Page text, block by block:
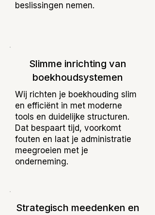
beslissingen nemen.
Slimme inrichting van
boekhoudsystemen
Wij richten je boekhouding slim
en efficiënt in met moderne
tools en duidelijke structuren.
Dat bespaart tijd, voorkomt
fouten en laat je administratie
meegroeien met je
onderneming.
Strategisch meedenken en